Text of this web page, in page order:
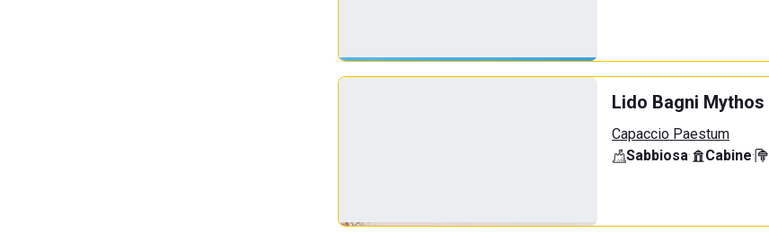
Lido Bagni Mythos
Capaccio Paestum
Sabbiosa· Cabine·